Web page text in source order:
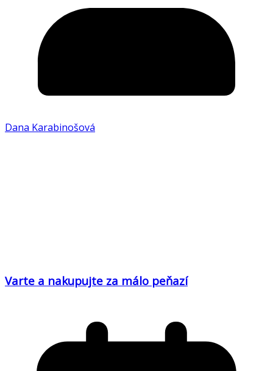
Dana Karabinošová
Varte a nakupujte za málo peňazí